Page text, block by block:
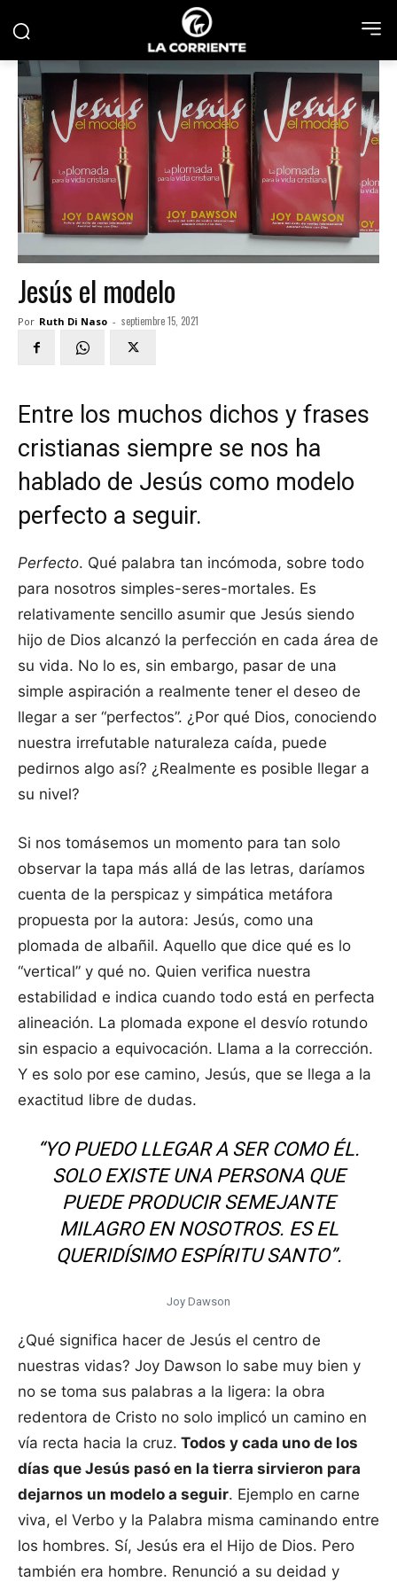
Jesús el modelo
Por Ruth Di Naso - septiembre 15, 2021
Entre los muchos dichos y frases
cristianas siempre se nos ha
hablado de Jesús como modelo
perfecto a seguir.
Perfecto. Qué palabra tan incómoda, sobre todo
para nosotros simples-seres-mortales. Es
relativamente sencillo asumir que Jesús siendo
hijo de Dios alcanzó la perfección en cada área de
su vida. No lo es, sin embargo, pasar de una
simple aspiración a realmente tener el deseo de
llegar a ser “perfectos”. ¿Por qué Dios, conociendo
nuestra irrefutable naturaleza caída, puede
pedirnos algo así? ¿Realmente es posible llegar a
su nivel?
Si nos tomásemos un momento para tan solo
observar la tapa más allá de las letras, daríamos
cuenta de la perspicaz y simpática metáfora
propuesta por la autora: Jesús, como una
plomada de albañil. Aquello que dice qué es lo
“vertical” y qué no. Quien verifica nuestra
estabilidad e indica cuando todo está en perfecta
alineación. La plomada expone el desvío rotundo
sin espacio a equivocación. Llama a la corrección.
Y es solo por ese camino, Jesús, que se llega a la
exactitud libre de dudas.
“YO PUEDO LLEGAR A SER COMO ÉL.
SOLO EXISTE UNA PERSONA QUE
PUEDE PRODUCIR SEMEJANTE
MILAGRO EN NOSOTROS. ES EL
QUERIDÍSIMO ESPÍRITU SANTO”.
Joy Dawson
¿Qué significa hacer de Jesús el centro de
nuestras vidas? Joy Dawson lo sabe muy bien y
no se toma sus palabras a la ligera: la obra
redentora de Cristo no solo implicó un camino en
vía recta hacia la cruz. Todos y cada uno de los
días que Jesús pasó en la tierra sirvieron para
dejarnos un modelo a seguir. Ejemplo en carne
viva, el Verbo y la Palabra misma caminando entre
los hombres. Sí, Jesús era el Hijo de Dios. Pero
también era hombre. Renunció a su deidad y